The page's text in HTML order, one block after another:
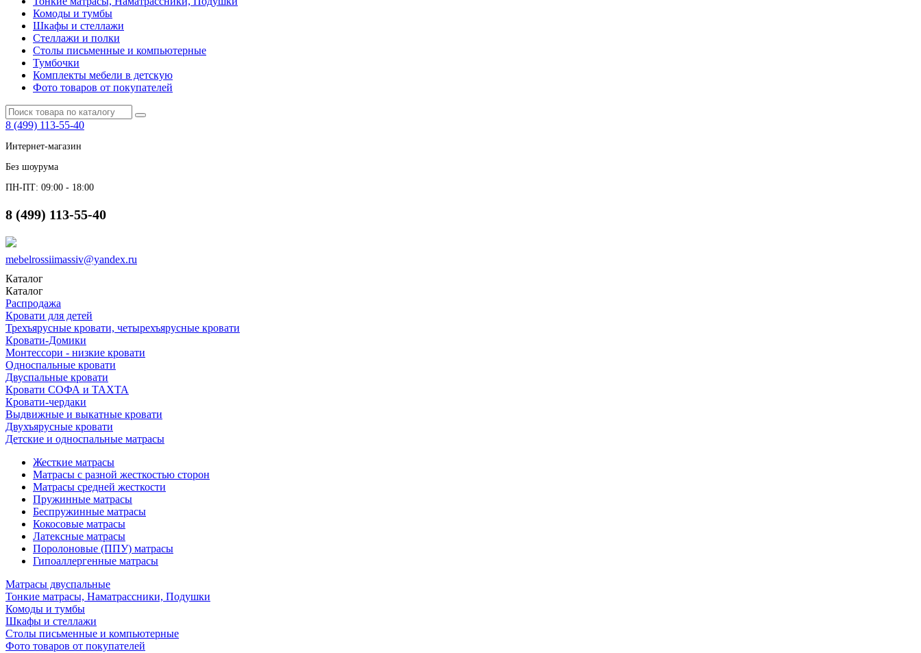
Комоды и тумбы
Шкафы и стеллажи
Стеллажи и полки
Столы письменные и компьютерные
Тумбочки
Комплекты мебели в детскую
Фото товаров от покупателей
8 (499) 113-55-40
Интернет-магазин
Без шоурума
ПН-ПТ: 09:00 - 18:00
8 (499) 113-55-40
mebelrossiimassiv@yandex.ru
Каталог
Каталог
Распродажа
Кровати для детей
Трехъярусные кровати, четырехъярусные кровати
Кровати-Домики
Монтессори - низкие кровати
Односпальные кровати
Двуспальные кровати
Кровати СОФА и ТАХТА
Кровати-чердаки
Выдвижные и выкатные кровати
Двухъярусные кровати
Детские и односпальные матрасы
Жесткие матрасы
Матрасы с разной жесткостью сторон
Матрасы средней жесткости
Пружинные матрасы
Беспружинные матрасы
Кокосовые матрасы
Латексные матрасы
Поролоновые (ППУ) матрасы
Гипоаллергенные матрасы
Матрасы двуспальные
Тонкие матрасы, Наматрассники, Подушки
Комоды и тумбы
Шкафы и стеллажи
Столы письменные и компьютерные
Фото товаров от покупателей